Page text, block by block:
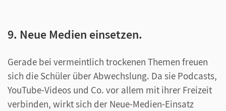
9. Neue Medien einsetzen.
Gerade bei vermeintlich trockenen Themen freuen
sich die Schüler über Abwechslung. Da sie Podcasts,
YouTube-Videos und Co. vor allem mit ihrer Freizeit
verbinden, wirkt sich der Neue-Medien-Einsatz